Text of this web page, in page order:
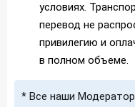
условиях.
перевод не
привилегию и
в полном объеме.
* Все наши